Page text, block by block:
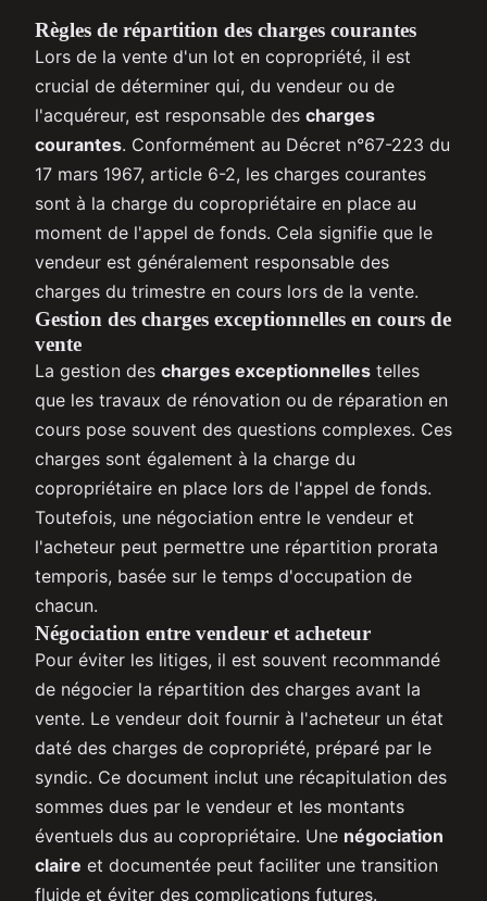
Règles de répartition des charges courantes
Lors de la vente d'un lot en copropriété, il est
crucial de déterminer qui, du vendeur ou de
l'acquéreur, est responsable des charges
courantes. Conformément au Décret n°67-223 du
17 mars 1967, article 6-2, les charges courantes
sont à la charge du copropriétaire en place au
moment de l'appel de fonds. Cela signifie que le
vendeur est généralement responsable des
charges du trimestre en cours lors de la vente.
Gestion des charges exceptionnelles en cours de
vente
La gestion des charges exceptionnelles telles
que les travaux de rénovation ou de réparation en
cours pose souvent des questions complexes. Ces
charges sont également à la charge du
copropriétaire en place lors de l'appel de fonds.
Toutefois, une négociation entre le vendeur et
l'acheteur peut permettre une répartition prorata
temporis, basée sur le temps d'occupation de
chacun.
Négociation entre vendeur et acheteur
Pour éviter les litiges, il est souvent recommandé
de négocier la répartition des charges avant la
vente. Le vendeur doit fournir à l'acheteur un état
daté des charges de copropriété, préparé par le
syndic. Ce document inclut une récapitulation des
sommes dues par le vendeur et les montants
éventuels dus au copropriétaire. Une négociation
claire et documentée peut faciliter une transition
fluide et éviter des complications futures.